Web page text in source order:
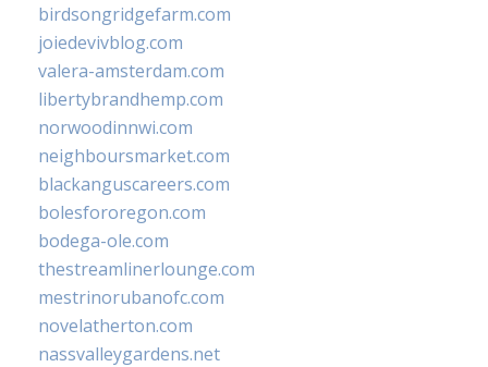
birdsongridgefarm.com
joiedevivblog.com
valera-amsterdam.com
libertybrandhemp.com
norwoodinnwi.com
neighboursmarket.com
blackanguscareers.com
bolesfororegon.com
bodega-ole.com
thestreamlinerlounge.com
mestrinorubanofc.com
novelatherton.com
nassvalleygardens.net